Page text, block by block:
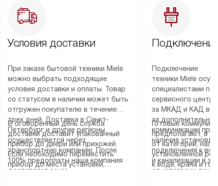
Условия доставки
При заказе бытовой техники Miele
можно выбрать подходящие
условия доставки и оплаты. Товар
со статусом в наличии может быть
отгружен покупателю в течение
трех дней. Доставка в Санкт-
Петербург и другие регионы
осуществляется через
транспортную компанию. После
100% предоплаты наша компания
доставляет заказ
В оговоренный день служба
доставки доставит упакованный
прибор до двери или прихожей.
Если необходимо переместить
прибор до места установки,
Подключение
техники Miele
специалистами
сервисного
за МКАД и КАД
за
коммуникации
наличие
подключения к
и канализации в
от категории
Готовые
предполагают, в
от категории,
установленной
к воде, крана и